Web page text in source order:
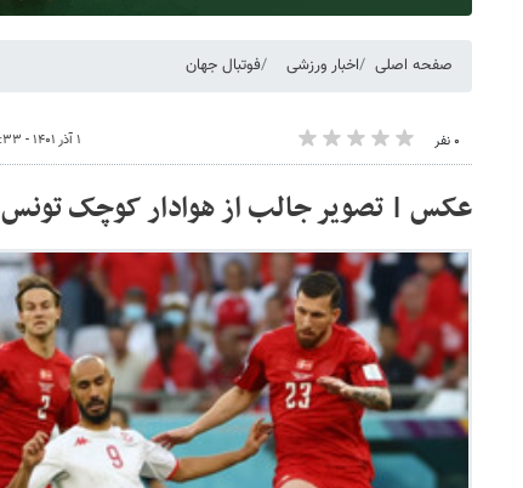
صفحه اصلی اخبار ورزشی فوتبال جهان
۰ نفر ۱ آذر ۱۴۰۱ - ۱۷:۳۳
عکس | تصویر جالب از هوادار کوچک تونس